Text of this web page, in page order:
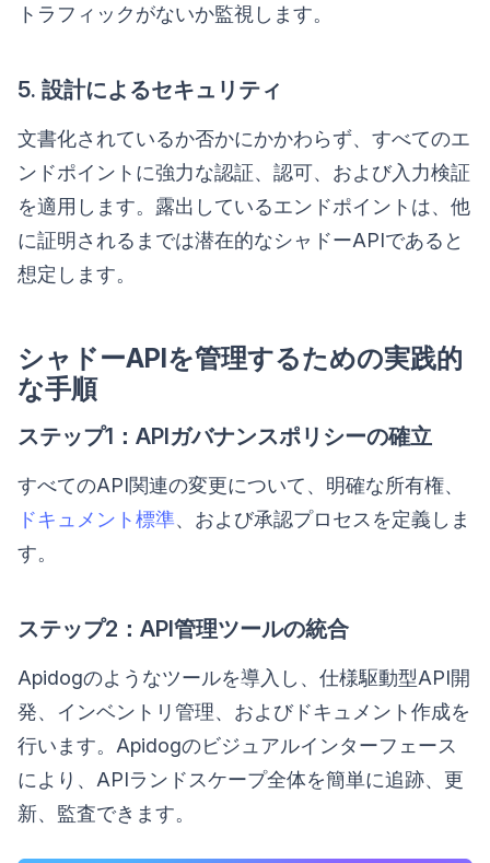
トラフィックがないか監視します。
5. 設計によるセキュリティ
文書化されているか否かにかかわらず、すべてのエ
ンドポイントに強力な認証、認可、および入力検証
を適用します。露出しているエンドポイントは、他
に証明されるまでは潜在的なシャドーAPIであると
想定します。
シャドーAPIを管理するための実践的
な手順
ステップ1：APIガバナンスポリシーの確立
すべてのAPI関連の変更について、明確な所有権、
ドキュメント標準、および承認プロセスを定義しま
す。
ステップ2：API管理ツールの統合
Apidogのようなツールを導入し、仕様駆動型API開
発、インベントリ管理、およびドキュメント作成を
行います。Apidogのビジュアルインターフェース
により、APIランドスケープ全体を簡単に追跡、更
新、監査できます。